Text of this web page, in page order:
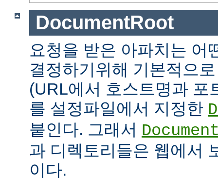
DocumentRoot
요청을 받은 아파치는 어
결정하기위해 기본적으
(URL에서 호스트명과 포
를 설정파일에서 지정한
붙인다. 그래서
과 디렉토리들은 웹에서
이다.